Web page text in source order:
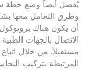
يُفضل أيضاً وضع خطة
وطرق التعامل معها
أن يكون هناك
الاتصال بالجهات
مستقبلاً. من خلال
المرتبطة بتركيب